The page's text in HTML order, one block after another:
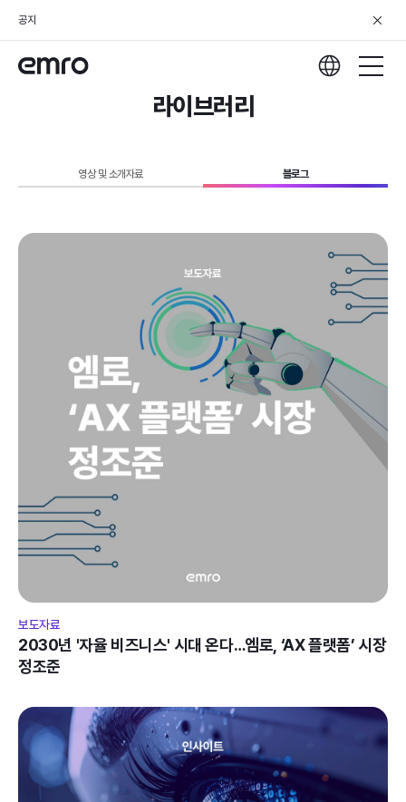
공지
라이브러리
영상 및 소개자료 블로그
보도자료
2030년 '자율 비즈니스' 시대 온다…엠로, ‘AX 플랫폼’ 시장
정조준